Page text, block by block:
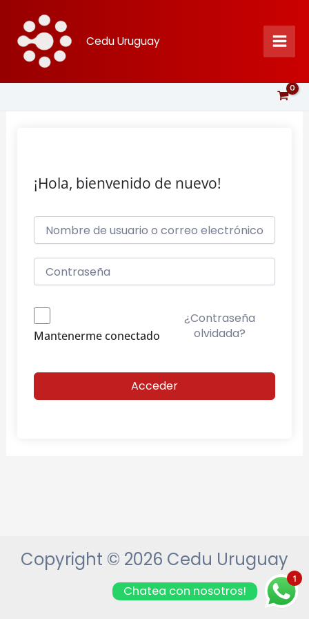
contenido
Cedu Uruguay
¡Hola, bienvenido de nuevo!
Mantenerme conectado
¿Contraseña
olvidada?
Acceder
Copyright © 2026 Cedu Uruguay
1
Chatea con nosotros!